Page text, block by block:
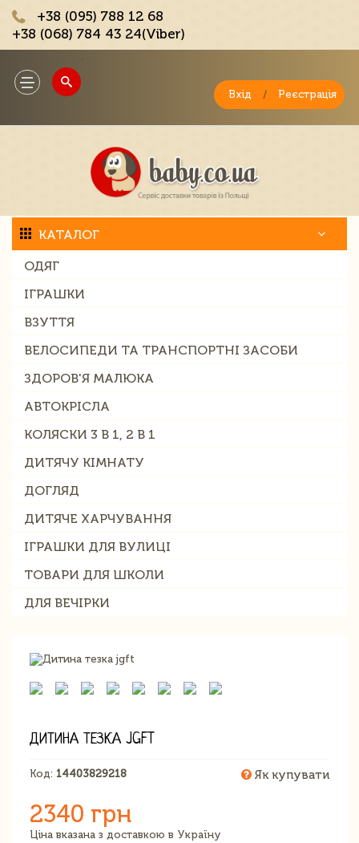
+38 (095) 788 12 68
+38 (068) 784 43 24(Viber)
Toggle
navigation
Вхід / Реєстрація
КАТАЛОГ
ОДЯГ
ІГРАШКИ
ВЗУТТЯ
ВЕЛОСИПЕДИ ТА ТРАНСПОРТНІ ЗАСОБИ
ЗДОРОВ'Я МАЛЮКА
АВТОКРІСЛА
КОЛЯСКИ 3 В 1, 2 В 1
ДИТЯЧУ КІМНАТУ
ДОГЛЯД
ДИТЯЧЕ ХАРЧУВАННЯ
ІГРАШКИ ДЛЯ ВУЛИЦІ
ТОВАРИ ДЛЯ ШКОЛИ
ДЛЯ ВЕЧІРКИ
ДИТИНА ТЕЗКА JGFT
Код: 14403829218 Як купувати
2340 грн
Ціна вказана з доставкою в Україну